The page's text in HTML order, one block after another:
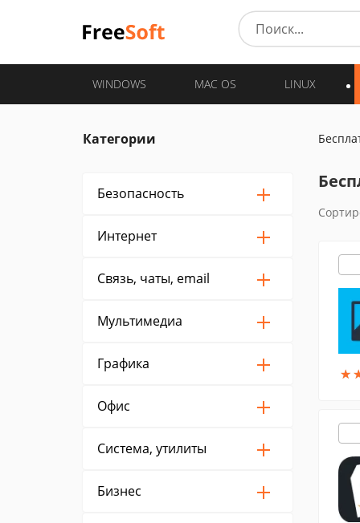
WINDOWS MAC OS LINUX
Категории
Безопасность
Интернет
Связь, чаты, email
Мультимедиа
Графика
Офис
Система, утилиты
Бизнес
★
★